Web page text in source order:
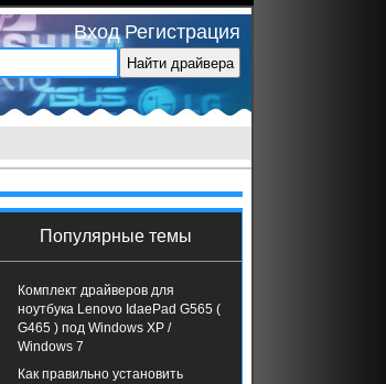
Вход Регистрация
Популярные темы
Комплект драйверов для
ноутбука Lenovo IdaePad G565 (
G465 ) под Windows XP /
Windows 7
Как правильно установить